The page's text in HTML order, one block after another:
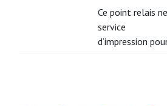
Ce point relais
service
d’impression